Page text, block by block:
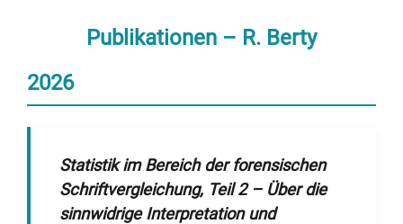
Publikationen – R. Berty
2026
Statistik im Bereich der forensischen
Schriftvergleichung, Teil 2 – Über die
sinnwidrige Interpretation und